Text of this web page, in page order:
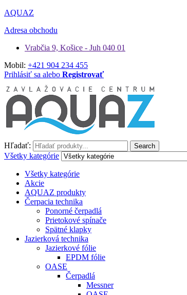
AQUAZ
Adresa obchodu
Vrabčia 9, Košice - Juh 040 01
Mobil: +421 904 234 455
Prihlásiť sa alebo Registrovať
Hľadať: Search
Všetky kategórie
Všetky kategórie
Akcie
AQUAZ produkty
Čerpacia technika
Ponorné čerpadlá
Prietokové spínače
Spätné klapky
Jazierková technika
Jazierkové fólie
EPDM fólie
OASE
Čerpadlá
Messner